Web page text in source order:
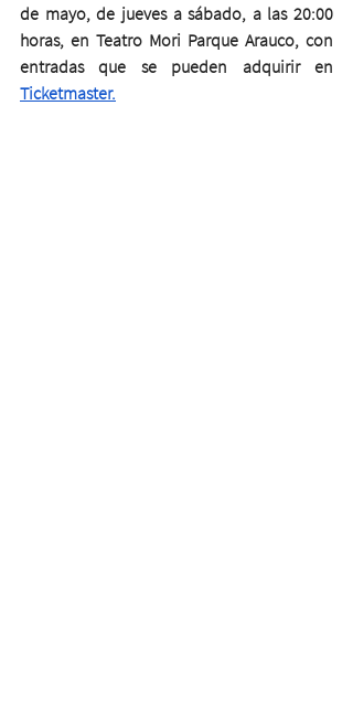
de mayo, de jueves a sábado, a las 20:00
horas, en Teatro Mori Parque Arauco, con
Ticketmaster.